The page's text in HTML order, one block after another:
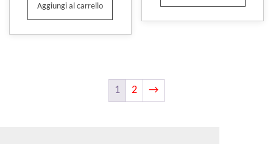
Aggiungi al carrello
1 2 →